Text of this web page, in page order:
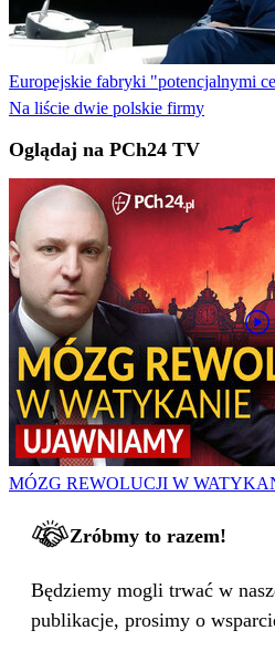
Europejskie fabryki "potencjalnymi
Na liście dwie polskie firmy
Oglądaj na PCh24 TV
MÓZG REWOLUCJI W
Zróbmy to razem!
Będziemy mogli trwać w
publikacje, prosimy o